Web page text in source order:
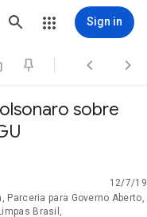
Sign in
 
sobre
12/7/19
Parceria para Governo Aberto,
Brasil,